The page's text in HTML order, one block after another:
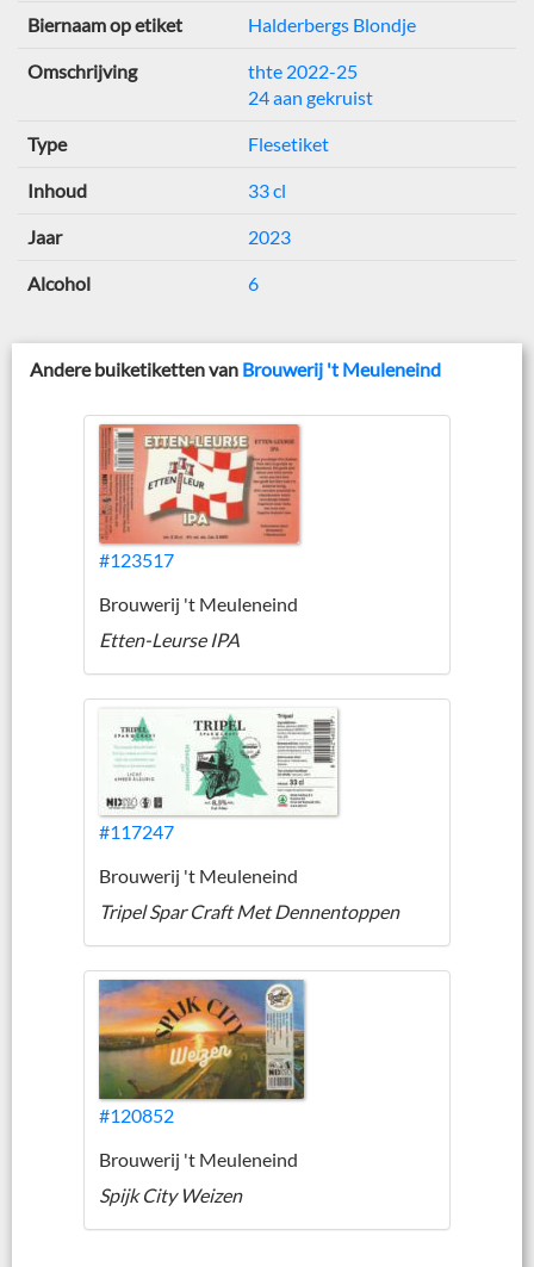
Biernaam op etiket Halderbergs Blondje
Omschrijving
thte 2022-25
24 aan gekruist
Type Flesetiket
Inhoud 33 cl
Jaar 2023
Alcohol 6
Andere buiketiketten van Brouwerij 't Meuleneind
#123517
Brouwerij 't Meuleneind
Etten-Leurse IPA
#117247
Brouwerij 't Meuleneind
Tripel Spar Craft Met Dennentoppen
#120852
Brouwerij 't Meuleneind
Spijk City Weizen